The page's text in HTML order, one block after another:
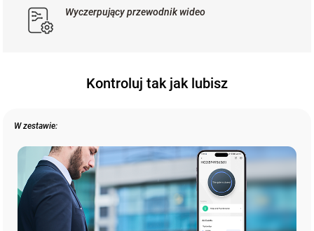
Wyczerpujący przewodnik wideo
Kontroluj tak jak lubisz
W zestawie: